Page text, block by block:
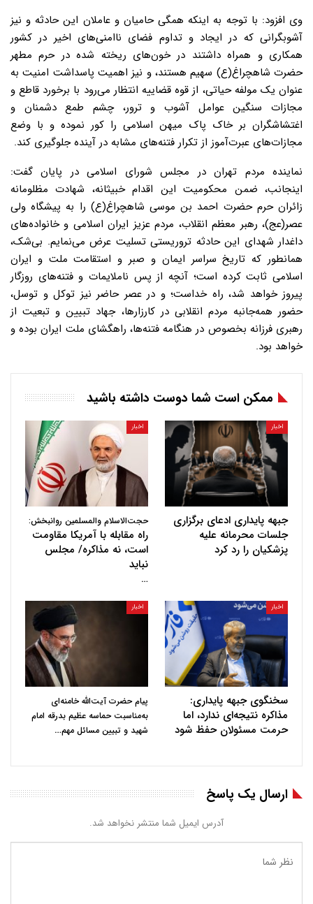
وی افزود: با توجه به اینکه همگی حامیان و عاملان این حادثه و نیز
آشوبگرانی که در ایجاد و تداوم فضای ناامنی‌های اخیر در کشور
همکاری و همراه داشتند در خون‌های ریخته شده در حرم مطهر
حضرت شاهچراغ(ع) سهیم هستند، و نیز اهمیت پاسداشت امنیت به
عنوان یک مولفه‌ حیاتی، از قوه قضاییه انتظار می‌رود با برخورد قاطع و
مجازات سنگین عوامل آشوب و ترور، چشم طمع دشمنان و
اغتشاشگران بر خاک پاک میهن اسلامی را کور نموده و با وضع
مجازات‌های عبرت‌آموز از تکرار فتنه‌های مشابه در آینده جلوگیری کند.
نماینده مردم تهران د‌‌‌‌‌‌‌‌‌‌‌‌‌‌‌‌‌‌‌‌‌‌‌‌‌‌‌‌‌‌‌‌‌‌‌‌‌‌‌‌‌‌‌ر مجلس شورای اسلامی در پایان گفت:
اینجانب، ضمن محکومیت این اقدام خبیثانه، شهادت مظلومانه
زائران حرم حضرت احمد بن موسی شاهچراغ(ع) را به پیشگاه ولی
عصر(عج)، رهبر معظم انقلاب، مردم عزیز ایران اسلامی و خانواده‌های
داغدار شهدای این حادثه تروریستی تسلیت عرض می‌نمایم. بی‌شک،
همانطور که تاریخ سراسر ایمان و صبر و استقامت ملت و ایران
اسلامی ثابت کرده است؛ آنچه از پس ناملایمات و فتنه‌های روزگار
پیروز خواهد شد، راه خداست؛ و در عصر حاضر نیز توکل و توسل،
حضور همه‌جانبه مردم انقلابی در کارزارها، جهاد تبیین و تبعیت از
رهبری فرزانه بخصوص در هنگامه فتنه‌ها، راهگشای ملت ایران بوده و
خواهد بود.
ممکن است شما دوست داشته باشید
اخبار
جبهه پایداری ادعای برگزاری
جلسات محرمانه علیه
پزشکیان را رد کرد
اخبار
حجت‌الاسلام والمسلمین روانبخش:
راه مقابله با آمریکا مقاومت
است، نه مذاکره/ مجلس
نباید
…
اخبار
سخنگوی جبهه پایداری:
مذاکره نتیجه‌ای ندارد، اما
حرمت مسئولان حفظ شود
اخبار
پیام حضرت آیت‌الله خامنه‌ای
به‌مناسبت حماسه عظیم بدرقه امام
شهید و تبیین مسائل مهم…
ارسال یک پاسخ
آدرس ایمیل شما منتشر نخواهد شد.